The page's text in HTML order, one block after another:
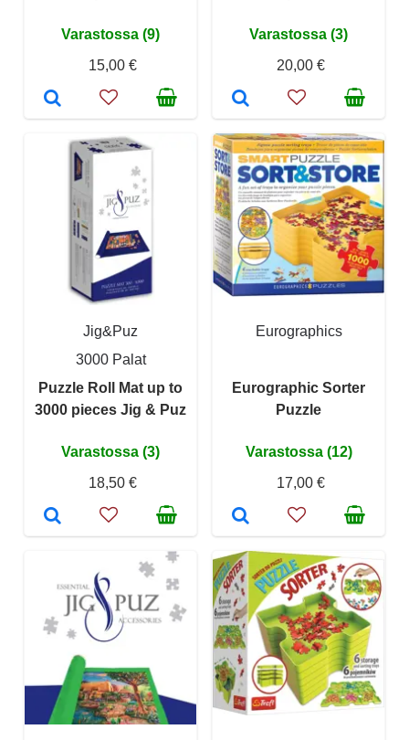
Varastossa (9)
15,00 €
Varastossa (3)
20,00 €
Jig&Puz
3000 Palat
Puzzle Roll Mat up to
3000 pieces Jig & Puz
Varastossa (3)
18,50 €
Eurographics
Eurographic Sorter
Puzzle
Varastossa (12)
17,00 €